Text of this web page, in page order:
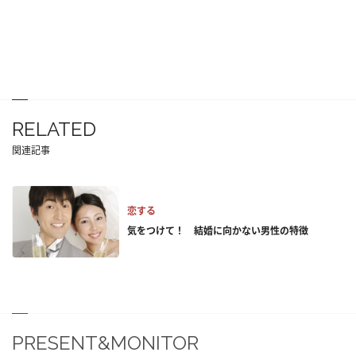
RELATED
関連記事
恋する
気をつけて！ 結婚に向かない男性の特徴
PRESENT&MONITOR